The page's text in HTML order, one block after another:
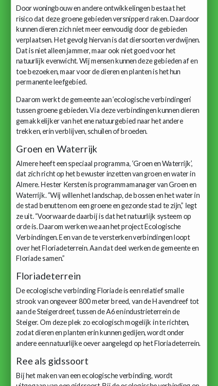
Door woningbouw en andere ontwikkelingen bestaat het
risico dat deze groene gebieden versnipperd raken. Daardoor
kunnen dieren zich niet meer eenvoudig door de gebieden
verplaatsen. Het gevolg hiervan is dat diersoorten verdwijnen.
Dat is niet alleen jammer, maar ook niet goed voor het
natuurlijk evenwicht. Wij mensen kunnen deze gebieden af en
toe bezoeken, maar voor de dieren en planten is het hun
permanente leefgebied.
Daarom werkt de gemeente aan ‘ecologische verbindingen’
tussen groene gebieden. Via deze verbindingen kunnen dieren
gemakkelijker van het ene natuurgebied naar het andere
trekken, erin verblijven, schuilen of broeden.
Groen en Waterrijk
Almere heeft een speciaal programma, ‘Groen en Waterrijk’,
dat zich richt op het bewuster inzetten van groen en water in
Almere. Hester Kersten is programmamanager van Groen en
Waterrijk. “Wij willen het landschap, de bossen en het water in
de stad benutten om een groene en gezonde stad te zijn,” legt
ze uit. “Voorwaarde daarbij is dat het natuurlijk systeem op
orde is. Daarom werken we aan het project Ecologische
Verbindingen. Een van de te versterken verbindingen loopt
over het Floriadeterrein. Aan dat deel werken de gemeente en
Floriade samen.”
Floriadeterrein
De ecologische verbinding Floriade is een relatief smalle
strook van ongeveer 800 meter breed, van de Havendreef tot
aan de Steigerdreef, tussen de A6 en industrieterrein de
Steiger. Om deze plek zo ecologisch mogelijk in te richten,
zodat dieren en planten erin kunnen gedijen, wordt onder
andere een natuurlijke oever aangelegd op het Floriadeterrein.
Ree als gidssoort
Bij het maken van een ecologische verbinding, wordt